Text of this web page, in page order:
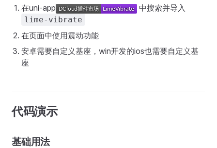
在uni-app 中搜索并导入
lime-vibrate
在页面中使用震动功能
安卓需要自定义基座，win开发的ios也需要自定义基
座
代码演示
基础用法